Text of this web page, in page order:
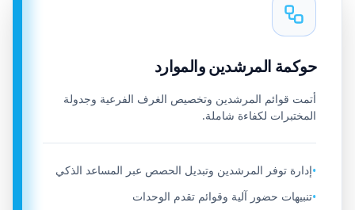
حوكمة المرشدين والموارد
أتمت قوائم المرشدين وتخصيص الغرف الفرعية وجدولة
المختبرات لكفاءة شاملة.
•إدارة توفر المرشدين وتبديل الحصص عبر المساعد الذكي
•تنبيهات حضور آلية وقوائم تقدم الوحدات